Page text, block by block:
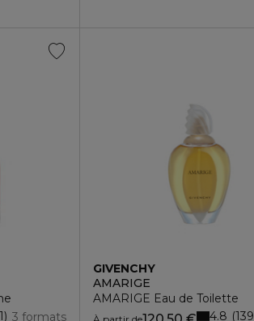
3 formats
GIVENCHY
AMARIGE
AMARIGE Eau de Toilette
4.8 139